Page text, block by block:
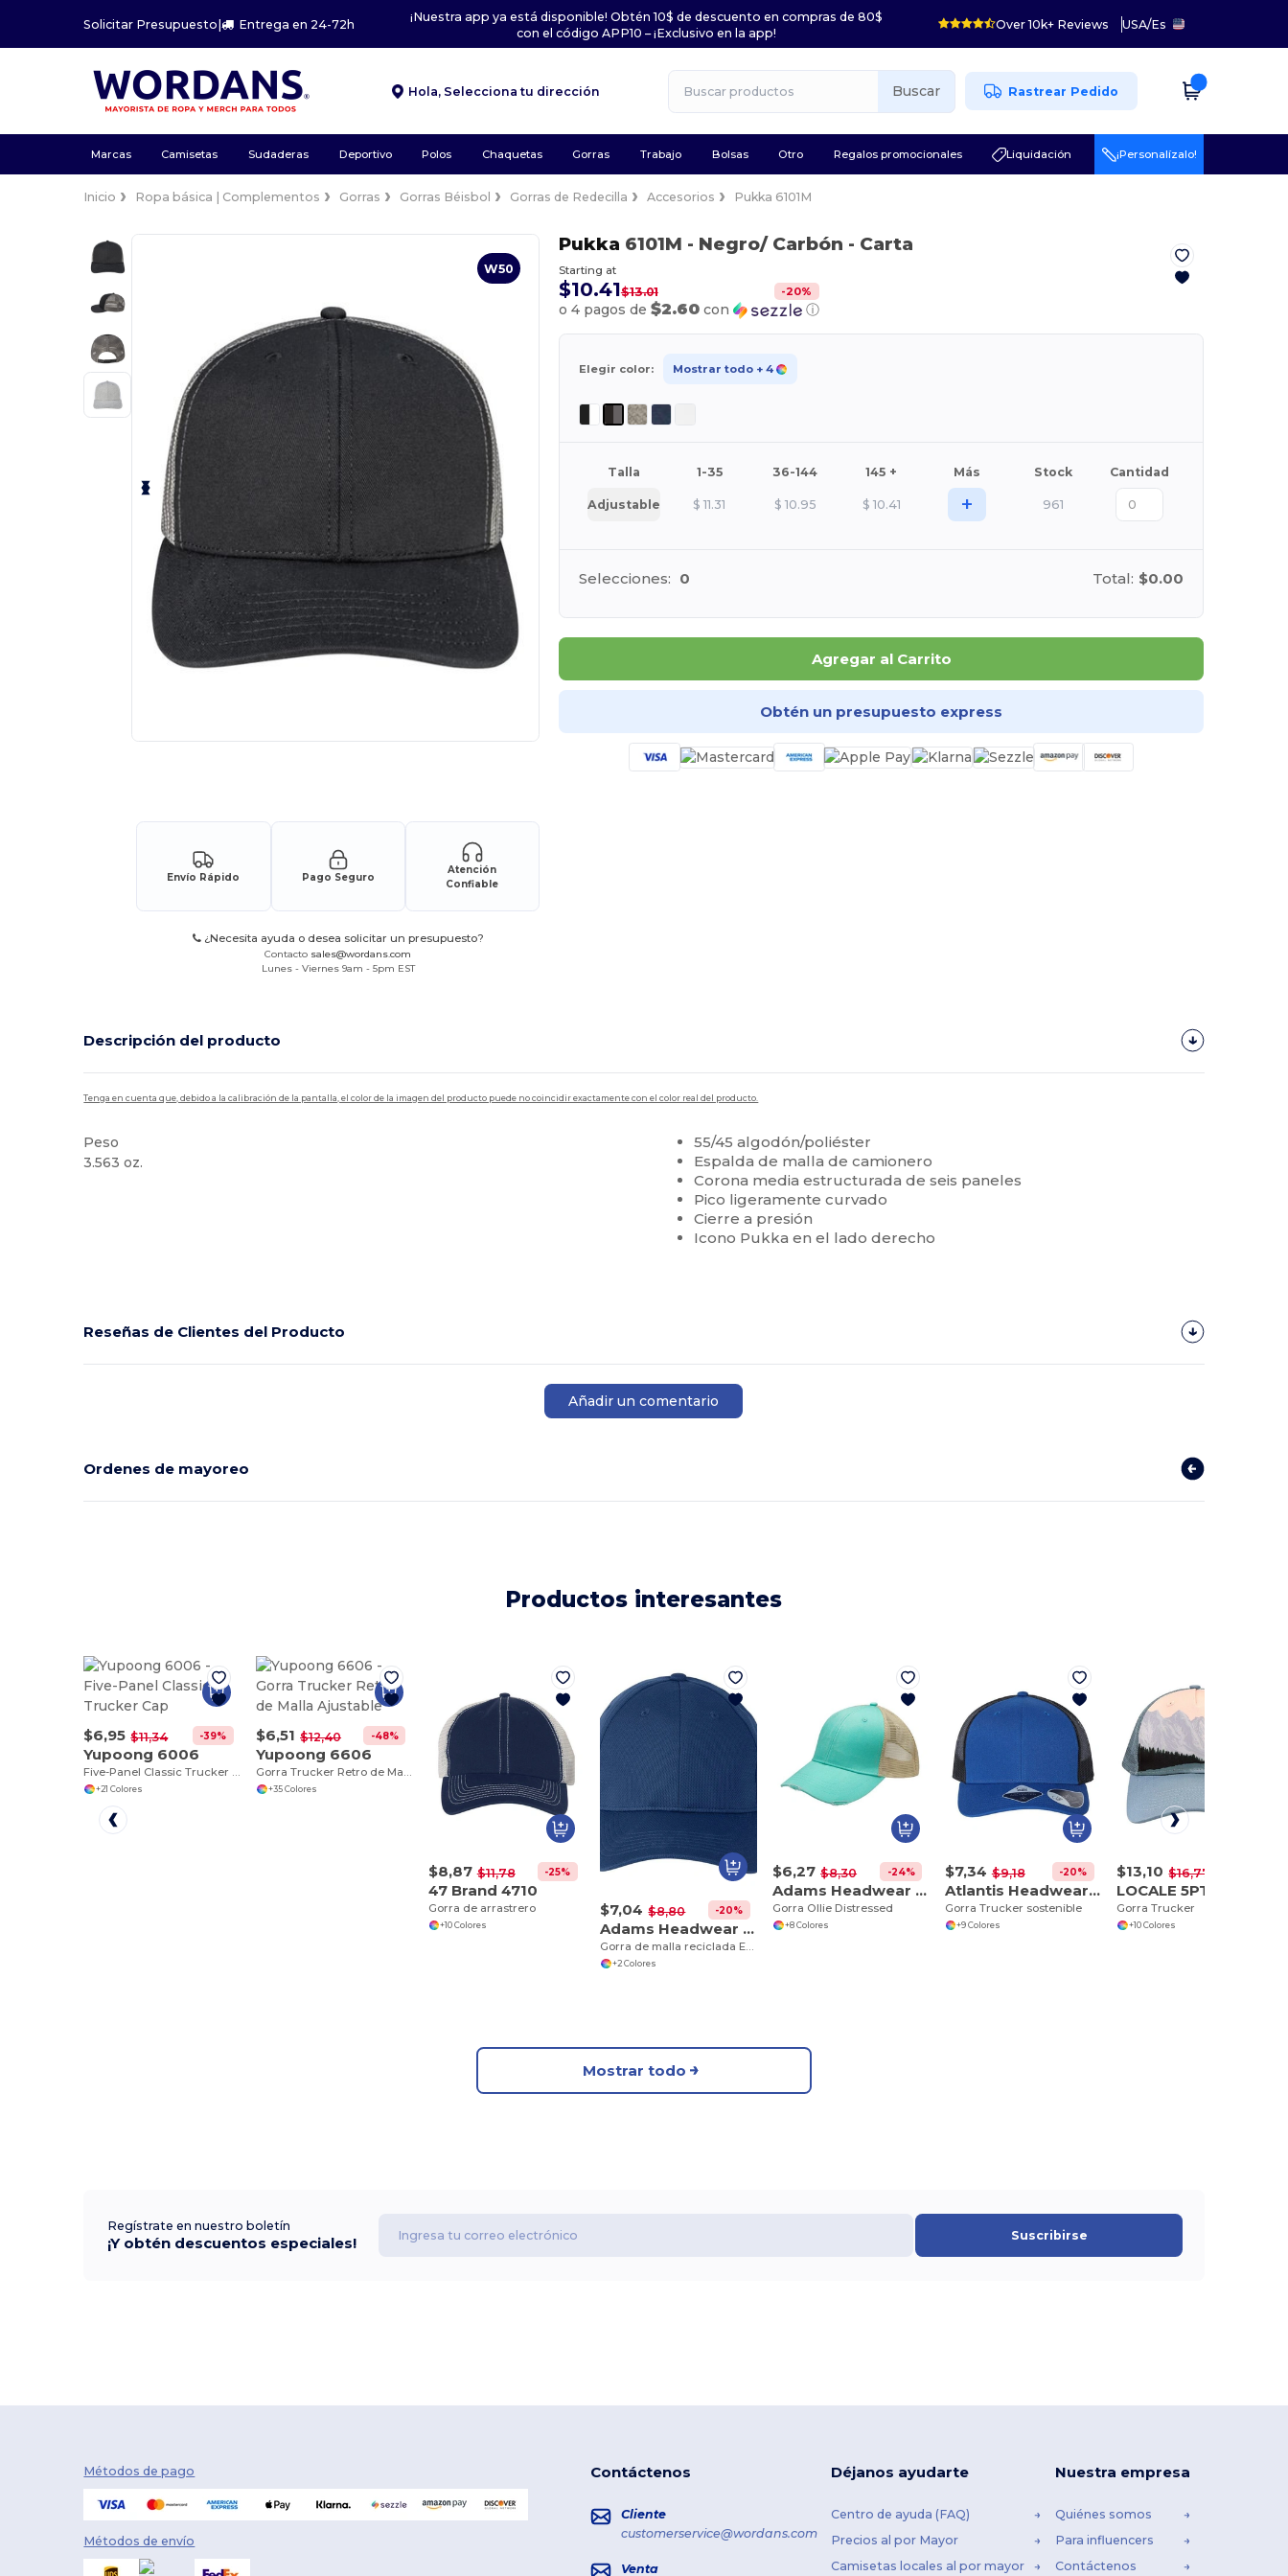
Solicitar Presupuesto| Entrega en 24-72h
¡Nuestra app ya está disponible! Obtén 10$ de descuento en compras de 80$
con el código APP10 – ¡Exclusivo en la app!
Over 10k+ Reviews USA/Es
Hola, Selecciona tu dirección Buscar Rastrear Pedido
Marcas Camisetas Sudaderas Deportivo Polos Chaquetas Gorras Trabajo Bolsas Otro Regalos promocionales Liquidación ¡Personalízalo!
Inicio Ropa básica | Complementos Gorras Gorras Béisbol Gorras de Redecilla Accesorios Pukka 6101M
W50
Envío Rápido Pago Seguro
Atención
Confiable
¿Necesita ayuda o desea solicitar un presupuesto?
Contacto sales@wordans.com
Lunes - Viernes 9am - 5pm EST
Pukka 6101M - Negro/ Carbón - Carta
Starting at
$10.41$13.01 -20%
o 4 pagos de $2.60con ⓘ
Elegir color: Mostrar todo + 4
Talla 1-35 36-144 145 + Más Stock Cantidad
Adjustable $ 11.31 $ 10.95 $ 10.41 + 961
Selecciones: 0 Total: $0.00
Agregar al Carrito
Obtén un presupuesto express
Descripción del producto
Tenga en cuenta que, debido a la calibración de la pantalla, el color de la imagen del producto puede no coincidir exactamente con el color real del producto.
Peso
3.563 oz.
55/45 algodón/poliéster
Espalda de malla de camionero
Corona media estructurada de seis paneles
Pico ligeramente curvado
Cierre a presión
Icono Pukka en el lado derecho
Reseñas de Clientes del Producto
Añadir un comentario
Ordenes de mayoreo
Productos interesantes
$6,95 $11,34 -39%
Yupoong 6006
Five-Panel Classic Trucker Cap
+21 Colores
$6,51 $12,40 -48%
Yupoong 6606
Gorra Trucker Retro de Malla Ajustable
+35 Colores
$8,87 $11,78 -25%
47 Brand 4710
Gorra de arrastrero
+10 Colores
$7,04 $8,80 -20%
Adams Headwear ED101
Gorra de malla reciclada Endurance
+2 Colores
$6,27 $8,30 -24%
Adams Headwear OL102
Gorra Ollie Distressed
+8 Colores
$7,34 $9,18 -20%
Atlantis Headwear BRYCE
Gorra Trucker sostenible
+9 Colores
$13,10 $16,77
LOCALE 5PTKR
Gorra Trucker
+10 Colores
Mostrar todo
Regístrate en nuestro boletín
¡Y obtén descuentos especiales! Suscribirse
Métodos de pago
Métodos de envío
Contáctenos
Cliente
customerservice@wordans.com
Venta
Déjanos ayudarte
Centro de ayuda (FAQ)
Precios al por Mayor
Camisetas locales al por mayor
Nuestra empresa
Quiénes somos
Para influencers
Contáctenos